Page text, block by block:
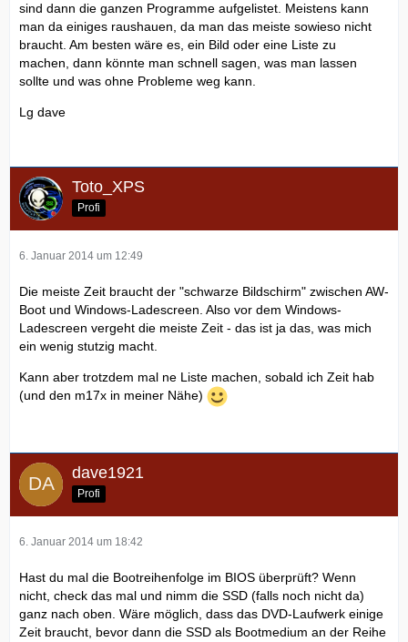
sind dann die ganzen Programme aufgelistet. Meistens kann
man da einiges raushauen, da man das meiste sowieso nicht
braucht. Am besten wäre es, ein Bild oder eine Liste zu
machen, dann könnte man schnell sagen, was man lassen
sollte und was ohne Probleme weg kann.
Lg dave
Toto_XPS
Profi
6. Januar 2014 um 12:49
Die meiste Zeit braucht der "schwarze Bildschirm" zwischen AW-
Boot und Windows-Ladescreen. Also vor dem Windows-
Ladescreen vergeht die meiste Zeit - das ist ja das, was mich
ein wenig stutzig macht.
Kann aber trotzdem mal ne Liste machen, sobald ich Zeit hab
(und den m17x in meiner Nähe)
dave1921
Profi
6. Januar 2014 um 18:42
Hast du mal die Bootreihenfolge im BIOS überprüft? Wenn
nicht, check das mal und nimm die SSD (falls noch nicht da)
ganz nach oben. Wäre möglich, dass das DVD-Laufwerk einige
Zeit braucht, bevor dann die SSD als Bootmedium an der Reihe